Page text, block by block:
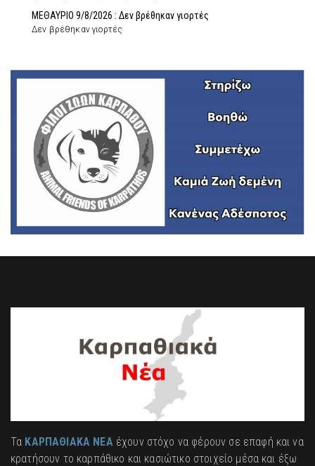
ΜΕΘΑΥΡΙΟ 9/8/2026 : Δεν βρέθηκαν γιορτές
Δεν βρέθηκαν γιορτές
Τα ΚΑΡΠΑΘΙΑΚΑ ΝΕΑέχουν στόχο να φέρουν σε επαφή και να
κρατήσουν το καρπάθικο και κασιώτικο στοιχείο μέσα και έξω